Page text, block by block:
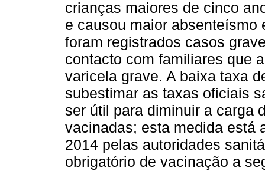
crianças maiores de cinco
e causou maior absenteísmo
foram registrados casos
contacto com familiares que
varicela grave. A baixa taxa
subestimar as taxas oficiais
ser útil para diminuir a carga
vacinadas; esta medida está
2014 pelas autoridades
obrigatório de vacinação a